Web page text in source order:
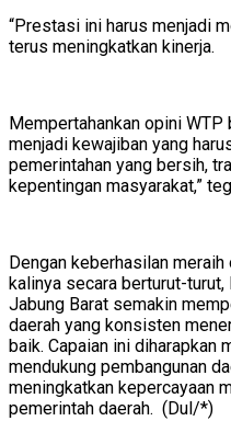
“Prestasi ini harus menjadi
terus meningkatkan kinerja.
Mempertahankan opini WTP
menjadi kewajiban yang
pemerintahan yang bersih,
kepentingan masyarakat,”
Dengan keberhasilan
kalinya secara berturut-
Jabung Barat semakin
daerah yang konsisten
baik. Capaian ini diharapkan
mendukung pembangunan
meningkatkan kepercayaan
pemerintah daerah. (Dul/*)